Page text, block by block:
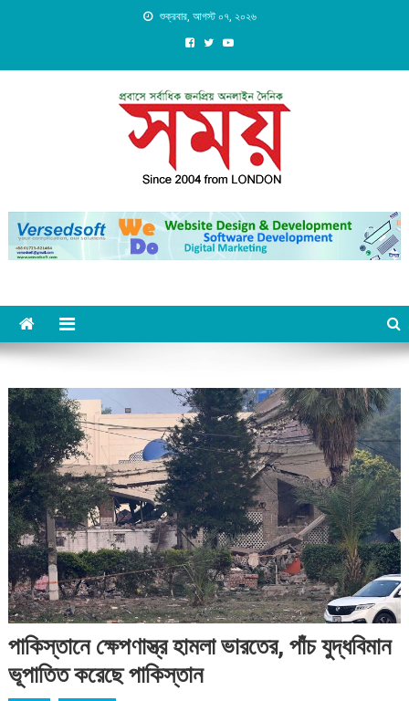
শুক্রবার, আগস্ট ০৭, ২০২৬
Daily Shomoy, Since 2004
from LONDON
পাকিস্তানে ক্ষেপণাস্ত্র হামলা ভারতের, পাঁচ যুদ্ধবিমান
ভূপাতিত করেছে পাকিস্তান